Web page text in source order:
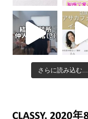
さらに読み込む...